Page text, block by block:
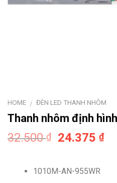
HOME / ĐÈN LED THANH NHÔM
Thanh nhôm định
32.500₫
Original
32.500 ₫.
24.375₫
1010M-AN-955WR